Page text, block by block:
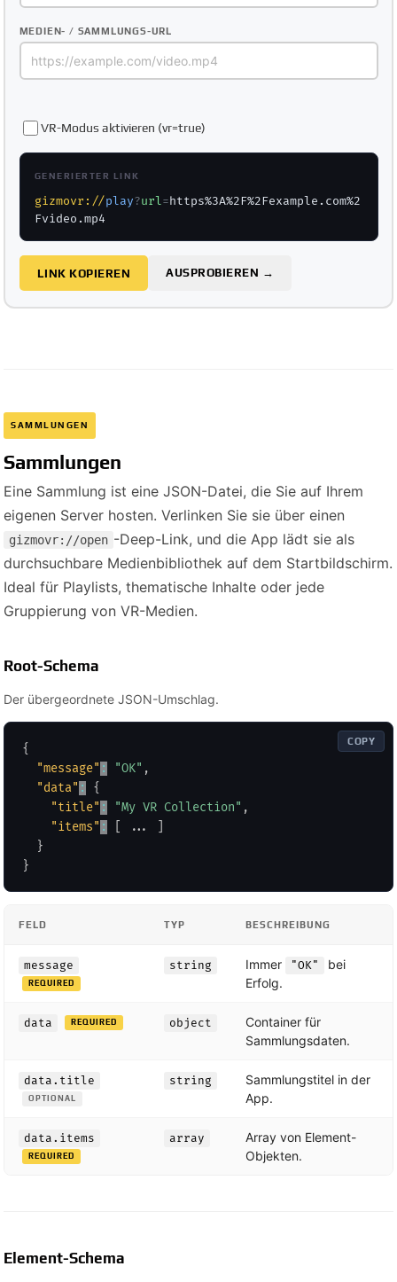
MEDIEN- / SAMMLUNGS-URL
VR-Modus aktivieren (vr=true)
GENERIERTER LINK
gizmovr://play?url=https%3A%2F%2Fexample.com%2
Fvideo.mp4
LINK KOPIEREN AUSPROBIEREN →
SAMMLUNGEN
Sammlungen
Eine Sammlung ist eine JSON-Datei, die Sie auf Ihrem
eigenen Server hosten. Verlinken Sie sie über einen
gizmovr://open -Deep-Link, und die App lädt sie als
durchsuchbare Medienbibliothek auf dem Startbildschirm.
Ideal für Playlists, thematische Inhalte oder jede
Gruppierung von VR-Medien.
Root-Schema
Der übergeordnete JSON-Umschlag.
{
"message" : "OK" ,
"data" :
{
"title" : "My VR Collection" ,
"items" : ...
}
}
COPY
FELD TYP BESCHREIBUNG
message
REQUIRED
string Immer "OK"
bei
Erfolg.
data REQUIRED object
Container für
Sammlungsdaten.
data.title
OPTIONAL
string
Sammlungstitel in der
App.
data.items
REQUIRED
array
Array von Element-
Objekten.
Element-Schema